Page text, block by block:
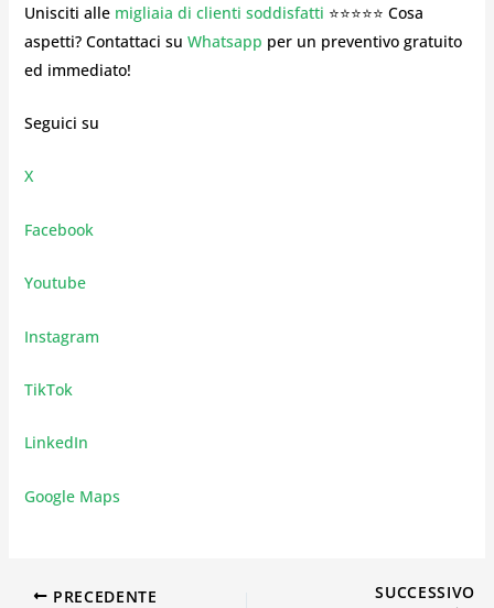
Unisciti alle migliaia di clienti soddisfatti ⭐⭐⭐⭐⭐ Cosa
aspetti? Contattaci su Whatsapp per un preventivo gratuito
ed immediato!
Seguici su
X
Facebook
Youtube
Instagram
TikTok
LinkedIn
Google Maps
PRECEDENTE SUCCESSIVO